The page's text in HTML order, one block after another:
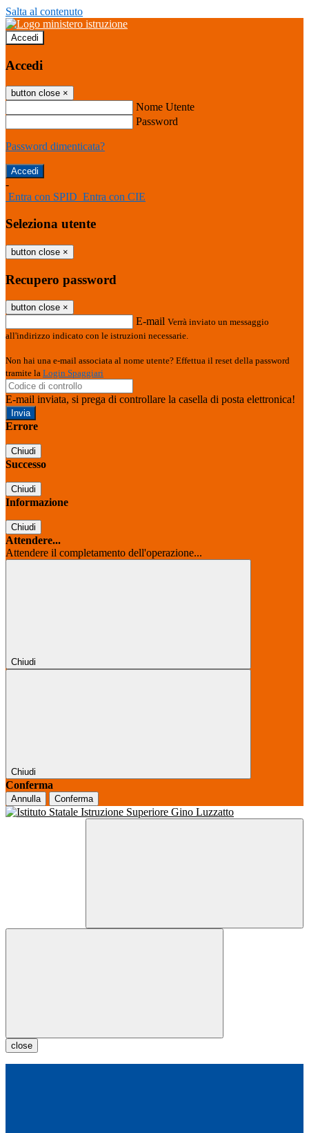
Salta al contenuto
Accedi
Accedi
button close ×
Nome Utente
Password
Password dimenticata?
-
Entra con SPID Entra con CIE
Seleziona utente
button close ×
Recupero password
button close ×
E-mail Verrà inviato un messaggio
all'indirizzo indicato con le istruzioni necessarie.
Non hai una e-mail associata al nome utente? Effettua il reset della password
tramite la Login Spaggiari
E-mail inviata, si prega di controllare la casella di posta elettronica!
Errore
Chiudi
Successo
Chiudi
Informazione
Chiudi
Attendere...
Attendere il completamento dell'operazione...
Chiudi
Chiudi
Conferma
Annulla Conferma
close